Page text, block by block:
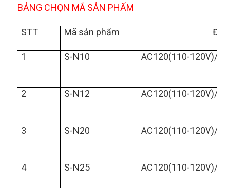
BẢNG CHỌN MÃ SẢN PHẨM
STT Mã sản phẩm
1 S-N10 AC120(110-120V)/
2 S-N12 AC120(110-120V)/
3 S-N20 AC120(110-120V)/
4 S-N25 AC120(110-120V)/